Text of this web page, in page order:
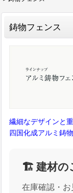
鋳物フェンス
繊細なデザインと
四国化成アルミ鋳
🏗️ 建材の
在庫確認・